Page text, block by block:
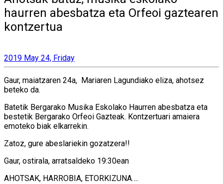
haurren abesbatza eta Orfeoi gaztearen
kontzertua
2019 May 24, Friday
Gaur, maiatzaren 24a, Mariaren Lagundiako eliza, ahotsez
beteko da.
Batetik Bergarako Musika Eskolako Haurren abesbatza eta
bestetik Bergarako Orfeoi Gazteak. Kontzertuari amaiera
emoteko biak elkarrekin.
Zatoz, gure abeslariekin gozatzera!!
Gaur, ostirala, arratsaldeko 19:30ean
AHOTSAK, HARROBIA, ETORKIZUNA….